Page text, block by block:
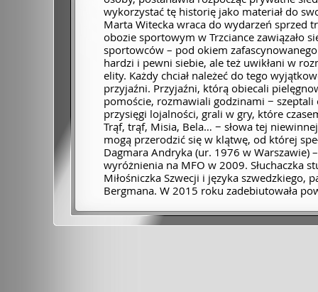
wykorzystać tę historię jako materiał do
Marta Witecka wraca do wydarzeń sprzed
obozie sportowym w Trzciance zawiązało
sportowców – pod okiem
hardzi i pewni siebie, ale też uwikłani w
elity. Każdy chciał należeć do tego
przyjaźni. Przyjaźni, którą obiecali
pomoście, rozmawiali godzinami − szeptali
przysięgi lojalności, grali w gry, które
Trąf, trąf, Misia, Bela… − słowa tej
mogą przerodzić się w klątwę, od której
Dagmara Andryka (ur. 1976 w Warszawie)
wyróżnienia na MFO w 2009. Słuchaczka
Miłośniczka Szwecji i języka szwedzkiego,
Bergmana. W 2015 roku zadebiutowała